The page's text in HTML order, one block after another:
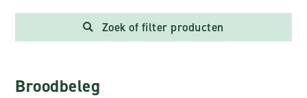
Zoek of filter producten
Broodbeleg